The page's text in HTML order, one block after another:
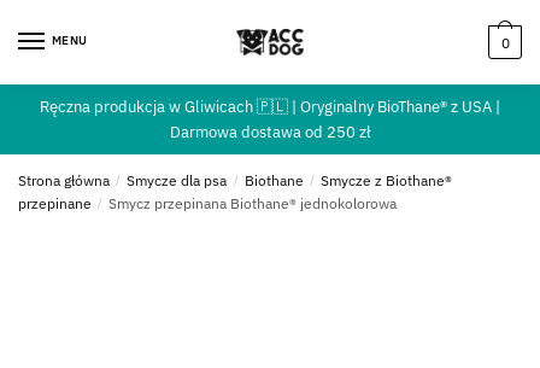
MENU 0
Ręczna produkcja w Gliwicach 🇵🇱 | Oryginalny BioThane® z USA |
Darmowa dostawa od 250 zł
Strona główna / Smycze dla psa / Biothane / Smycze z Biothane®
przepinane / Smycz przepinana Biothane® jednokolorowa